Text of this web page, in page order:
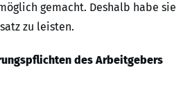
gemacht. Deshalb habe sie
zu leisten.
des Arbeitgebers